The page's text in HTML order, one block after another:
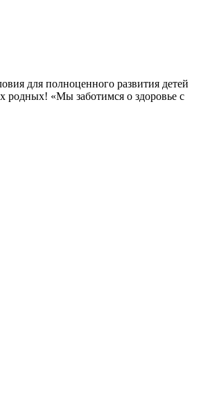
для полноценного развития детей
родных! «Мы заботимся о здоровье с